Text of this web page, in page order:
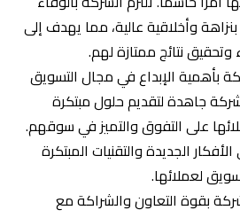
على بناء علاقات طويلة الأمد مع
واحد معهم لتحقيق أهدافهم
الشراكة من خلال التواصل الوثيق
تحقيق النجاح المشترك.
للتعامل مع عملائها وشركائها
الشركة إلى توفير معلومات
وعملياتها، وتشجع على
مع العملاء. ينصب التركيز